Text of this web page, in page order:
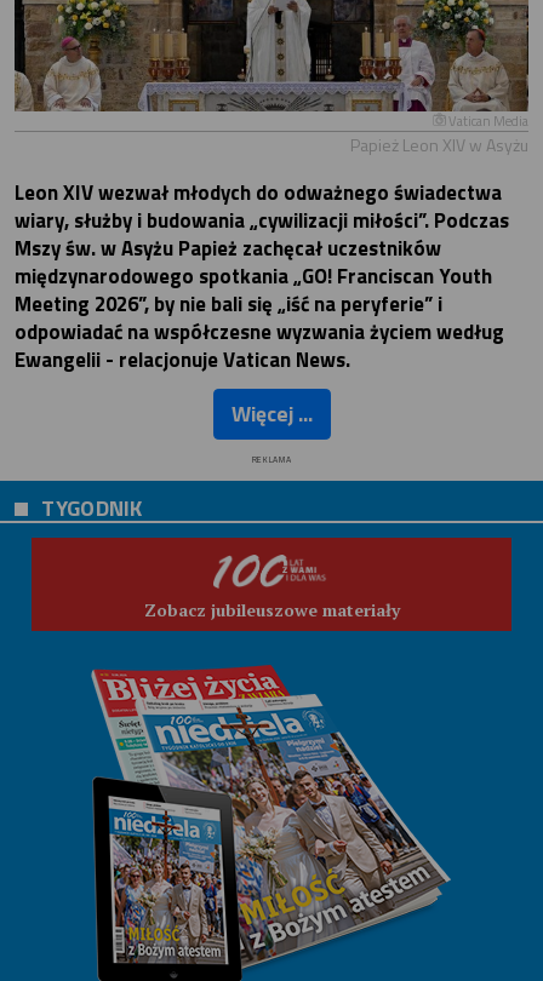
Vatican Media
Papież Leon XIV w Asyżu
Leon XIV wezwał młodych do odważnego świadectwa
wiary, służby i budowania „cywilizacji miłości”. Podczas
Mszy św. w Asyżu Papież zachęcał uczestników
międzynarodowego spotkania „GO! Franciscan Youth
Meeting 2026”, by nie bali się „iść na peryferie” i
odpowiadać na współczesne wyzwania życiem według
Ewangelii - relacjonuje Vatican News.
Więcej ...
REKLAMA
TYGODNIK
Zobacz jubileuszowe materiały